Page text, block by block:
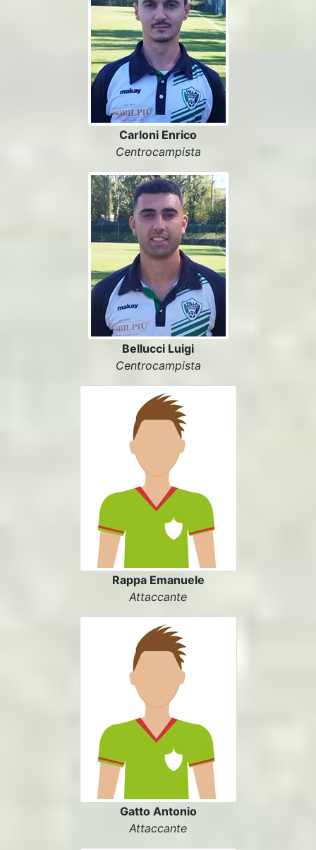
Carloni Enrico
Centrocampista
Bellucci Luigi
Centrocampista
Rappa Emanuele
Attaccante
Gatto Antonio
Attaccante